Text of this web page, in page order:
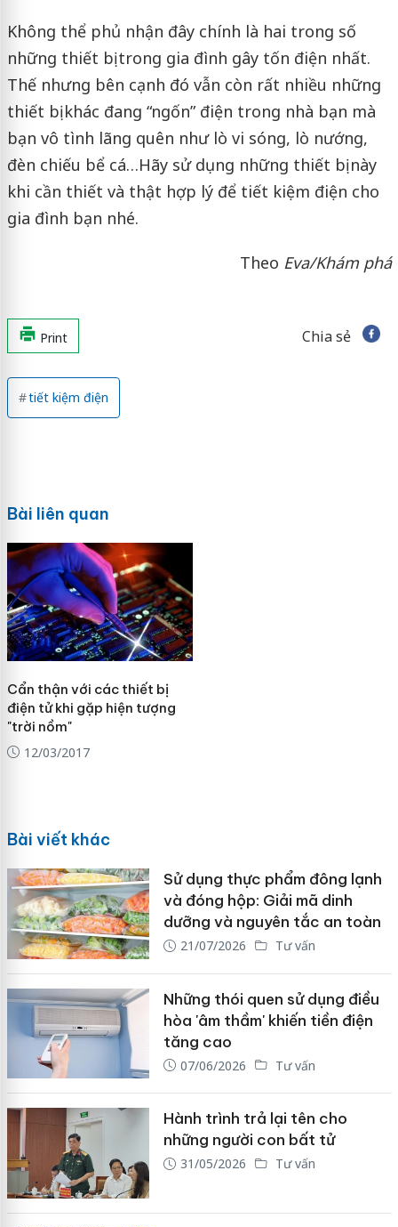
Không thể phủ nhận đây chính là hai trong số
những thiết bị trong gia đình gây tốn điện nhất.
Thế nhưng bên cạnh đó vẫn còn rất nhiều những
thiết bị khác đang “ngốn” điện trong nhà bạn mà
bạn vô tình lãng quên như lò vi sóng, lò nướng,
đèn chiếu bể cá…Hãy sử dụng những thiết bị này
khi cần thiết và thật hợp lý để tiết kiệm điện cho
gia đình bạn nhé.
Theo Eva/Khám phá
Print Chia sẻ
tiết kiệm điện
Bài liên quan
Cẩn thận với các thiết bị
điện tử khi gặp hiện tượng
"trời nồm"
12/03/2017
Bài viết khác
Sử dụng thực phẩm đông lạnh
và đóng hộp: Giải mã dinh
dưỡng và nguyên tắc an toàn
21/07/2026 Tư vấn
Những thói quen sử dụng điều
hòa 'âm thầm' khiến tiền điện
tăng cao
07/06/2026 Tư vấn
Hành trình trả lại tên cho
những người con bất tử
31/05/2026 Tư vấn